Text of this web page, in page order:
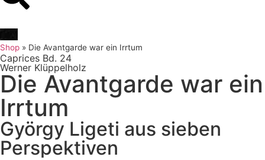
Shop » Die Avantgarde war ein Irrtum
Caprices Bd. 24
Werner Klüppelholz
Die Avantgarde war ein
Irrtum
György Ligeti aus sieben
Perspektiven